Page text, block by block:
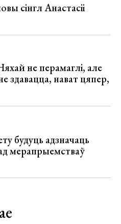
сінгл Анастасіі
не перамаглі, але
здавацца, нават цяпер,
будуць адзначаць
мерапрыемстваў